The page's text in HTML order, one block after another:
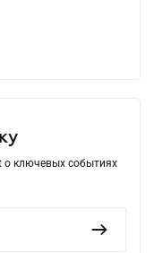
о ключевых событиях